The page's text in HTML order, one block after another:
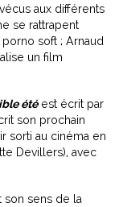
aux différents
se rattrapent
soft ; Arnaud
un film
étéest écrit par
son prochain
sorti au cinéma en
Devillers), avec
son sens de la